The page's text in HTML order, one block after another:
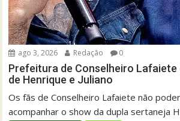
ago 3, 2026 Redação 0
Prefeitura de Conselheiro Lafaiete
de Henrique e Juliano
Os fãs de Conselheiro Lafaiete não
acompanhar o show da dupla sertaneja